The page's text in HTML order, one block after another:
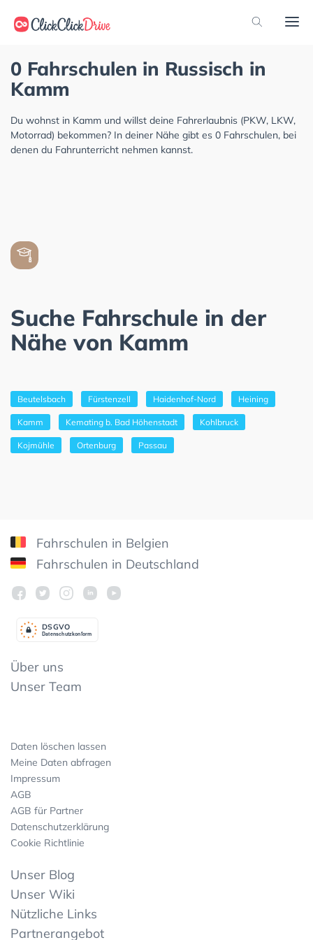
0 Fahrschulen in Russisch in
Kamm
Du wohnst in Kamm und willst deine Fahrerlaubnis (PKW, LKW,
Motorrad) bekommen? In deiner Nähe gibt es 0 Fahrschulen, bei
denen du Fahrunterricht nehmen kannst.
Suche Fahrschule in der
Nähe von Kamm
Beutelsbach Fürstenzell Haidenhof-Nord Heining
Kamm Kemating b. Bad Höhenstadt Kohlbruck
Kojmühle Ortenburg Passau
Fahrschulen in Belgien
Fahrschulen in Deutschland
Datenschutzkonform
DSGVO
Über uns
Unser Team
Daten löschen lassen
Meine Daten abfragen
Impressum
AGB
AGB für Partner
Datenschutzerklärung
Cookie Richtlinie
Unser Blog
Unser Wiki
Nützliche Links
Partnerangebot